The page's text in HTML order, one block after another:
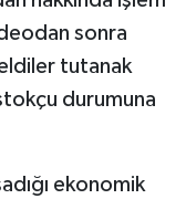
sonra
tutanak
durumuna
ekonomik